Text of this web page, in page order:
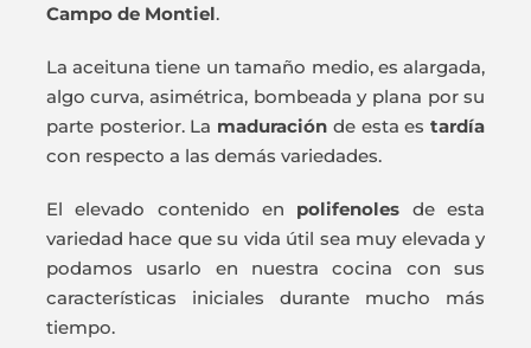
Campo de Montiel.
La aceituna tiene un tamaño medio, es alargada,
algo curva, asimétrica, bombeada y plana por su
parte posterior. La maduración de esta estardía
con respecto a las demás variedades.
El elevado contenido en polifenoles de esta
variedad hace que su vida útil sea muy elevada y
podamos usarlo en nuestra cocina con sus
características iniciales durante mucho más
tiempo.